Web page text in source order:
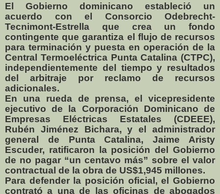
El Gobierno dominicano estableció un
acuerdo con el Consorcio Odebrecht-
Tecnimont-Estrella que crea un fondo
contingente que garantiza el flujo de recursos
para terminación y puesta en operación de la
Central Termoeléctrica Punta Catalina (CTPC),
independientemente del tiempo y resultados
del arbitraje por reclamo de recursos
adicionales.
En una rueda de prensa, el vicepresidente
ejecutivo de la Corporación Dominicano de
Empresas Eléctricas Estatales (CDEEE),
Rubén Jiménez Bichara, y el administrador
general de Punta Catalina, Jaime Aristy
Escuder, ratificaron la posición del Gobierno
de no pagar “un centavo más” sobre el valor
contractual de la obra de US$1,945 millones.
Para defender la posición oficial, el Gobierno
contrató a una de las oficinas de abogados